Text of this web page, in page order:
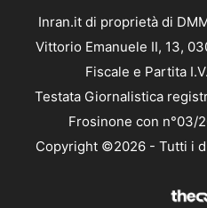
Inran.it di proprietà di
Vittorio Emanuele II, 13,
Fiscale e Partita
Testata Giornalistica
Frosinone con n°03/
Copyright ©2026 - Tutti i